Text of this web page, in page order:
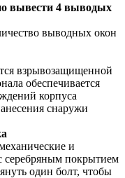
вывести 4 выводых
выводных окон
взрывозащищенной
обеспечивается
корпуса
снаружи
и
серебряным покрытием
один болт, чтобы